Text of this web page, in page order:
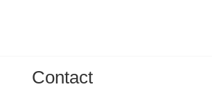
Contact